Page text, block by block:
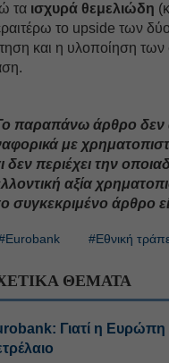
τα ισχυρά θεμελιώδη
το upside των
και η υλοποίηση
παραπάνω άρθρο δεν
με
δεν περιέχει την
αξία
συγκεκριμένο άρθρο
#Εθνική
ΘΕΜΑΤΑ
Γιατί η Ευρώπη